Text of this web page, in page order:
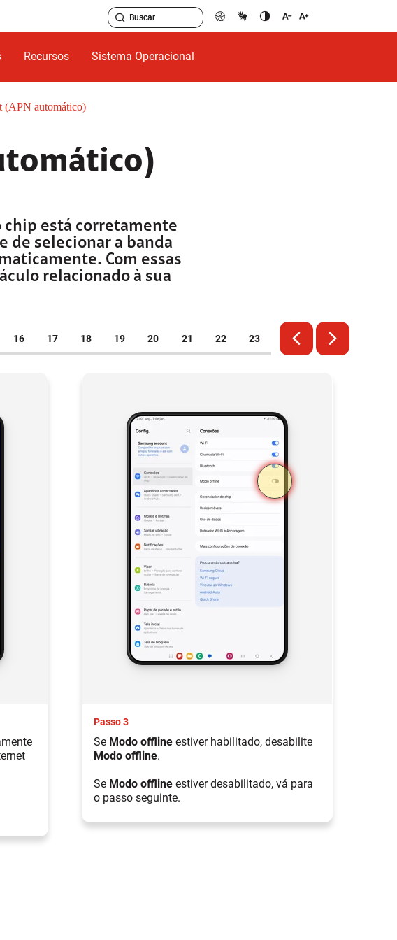
Recursos Sistema Operacional
(APN automático)
chip está corretamente
de selecionar a banda
Com essas
relacionado à sua
16 17 18 19 20 21 22 23
Passo 3
Se Modo offline estiver habilitado, desabilite
Modo offline.
Se Modo offline estiver desabilitado, vá para
o passo seguinte.